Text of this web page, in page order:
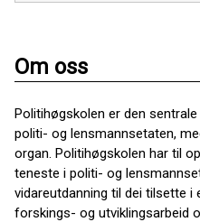
Om oss
Politihøgskolen er den
politi- og lensmannsetaten,
organ. Politihøgskolen har til
teneste i politi- og
vidareutdanning til dei tilsette i
forskings- og utviklingsarbeid